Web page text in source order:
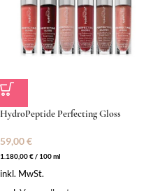
HydroPeptide Perfecting Gloss
59,00€
1.180,00€/ 100ml
inkl. MwSt.